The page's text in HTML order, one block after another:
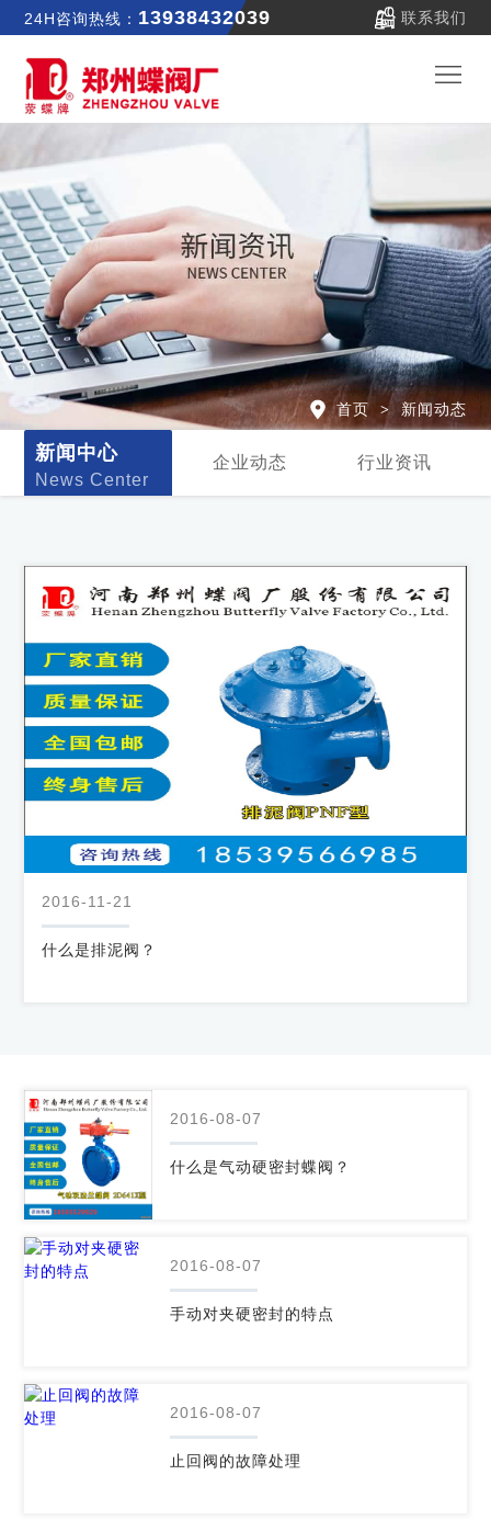
24H咨询热线： 13938432039 联系我们
郑
首
页
于
我
们
新
闻
中
产
品
中
公
司联
首页 新闻动态
新闻中心
News Center
企业动态 行业资讯
2016-11-21
什么是排泥阀？
2016-08-07
什么是气动硬密封蝶阀？
2016-08-07
手动对夹硬密封的特点
2016-08-07
止回阀的故障处理